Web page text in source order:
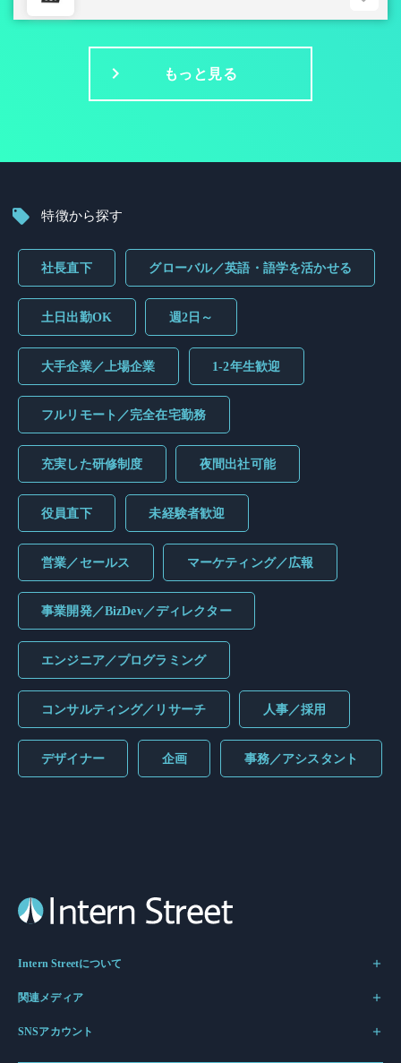
もっと見る
特徴から探す
社長直下 グローバル／英語・語学を活かせる
土日出勤OK 週2日～
大手企業／上場企業 1-2年生歓迎
フルリモート／完全在宅勤務
充実した研修制度 夜間出社可能
役員直下 未経験者歓迎
営業／セールス マーケティング／広報
事業開発／BizDev／ディレクター
エンジニア／プログラミング
コンサルティング／リサーチ 人事／採用
デザイナー 企画 事務／アシスタント
Intern Streetについて
関連メディア
SNSアカウント